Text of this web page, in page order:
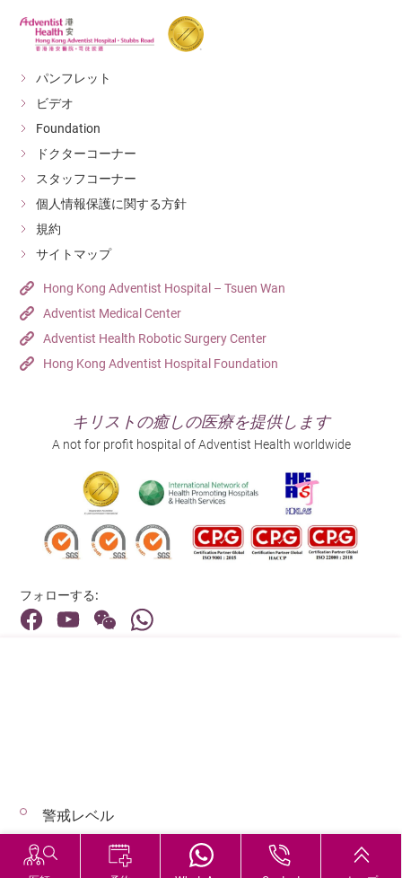
パンフレット
ビデオ
Foundation
ドクターコーナー
スタッフコーナー
個人情報保護に関する方針
規約
サイトマップ
Hong Kong Adventist Hospital – Tsuen Wan
Adventist Medical Center
Adventist Health Robotic Surgery Center
Hong Kong Adventist Hospital Foundation
キリストの癒しの医療を提供します
A not for profit hospital of Adventist Health worldwide
フォローする:
© 2026 著作権©アドベンティストヘルス 無断転載を禁じます。
警戒レベル
Hospital Services During Bad Weather